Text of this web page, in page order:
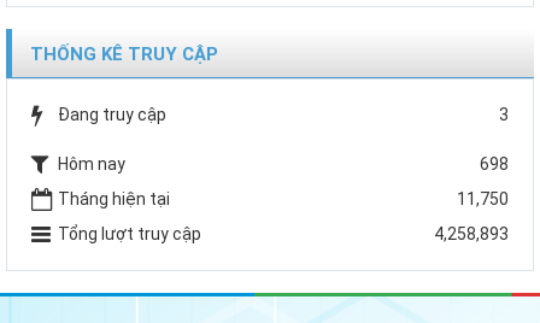
THỐNG KÊ TRUY CẬP
Đang truy cập 3
Hôm nay
698
Tháng hiện tại
11,750
Tổng lượt truy cập
4,258,893